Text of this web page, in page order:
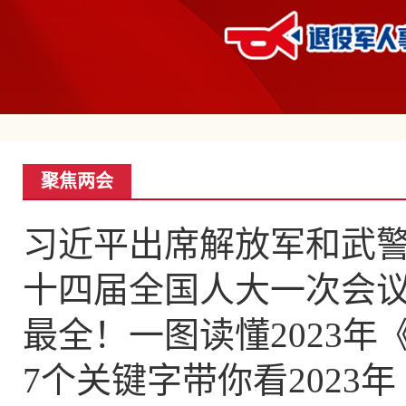
聚焦两会
习近平出席解放军和武
十四届全国人大一次会
最全！一图读懂2023年
7个关键字带你看2023